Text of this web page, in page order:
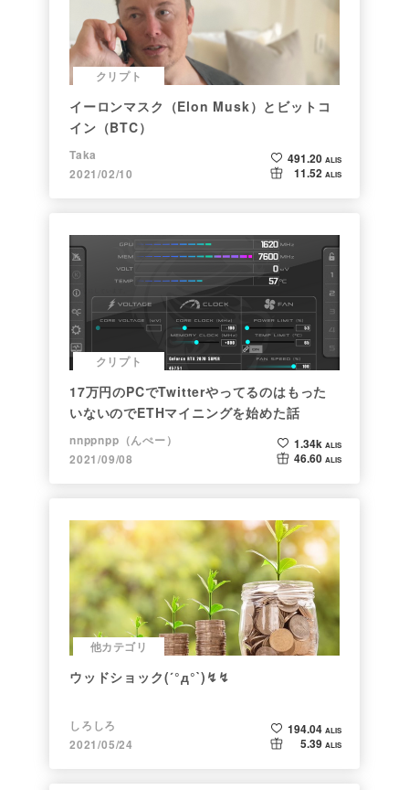
クリプト
イーロンマスク（Elon Musk）とビットコ
イン（BTC）
Taka
2021/02/10
491.20 ALIS
11.52 ALIS
クリプト
17万円のPCでTwitterやってるのはもった
いないのでETHマイニングを始めた話
nnppnpp（んぺー）
2021/09/08
1.34k ALIS
46.60 ALIS
他カテゴリ
ウッドショック(´°д°`)↯↯
しろしろ
2021/05/24
194.04 ALIS
5.39 ALIS